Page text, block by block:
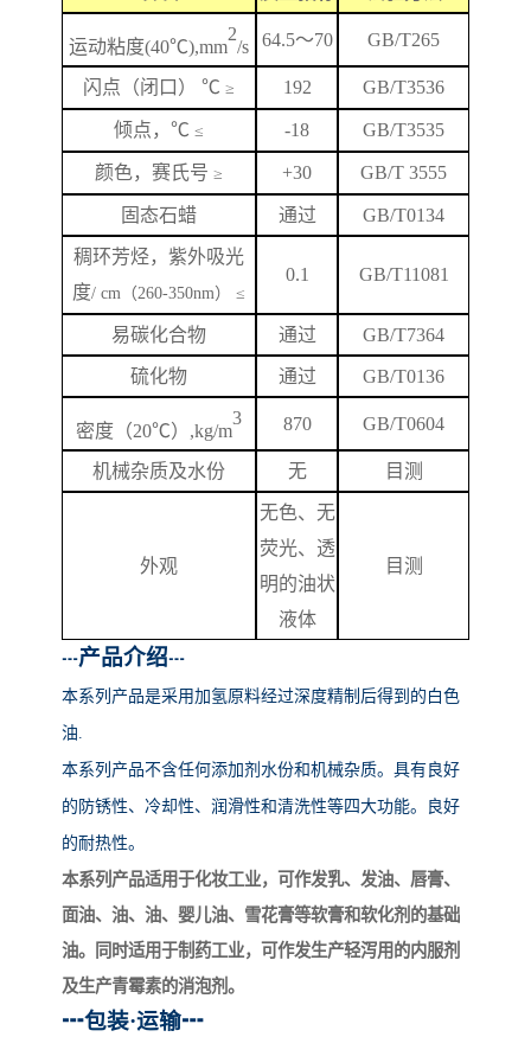
运动粘度(40℃),mm
2
/s 64.5～70 GB/T265
闪 点 （闭口） ℃ ≥ 192 GB/T3536
倾点， ℃ ≤ -18 GB/T3535
颜色，赛氏号 ≥ +30 GB/T 3555
固态石蜡 通过 GB/T0134
稠环芳烃，紫外吸光
度/ cm（260-350nm） ≤
0.1 GB/T11081
易碳化合物 通过 GB/T7364
硫化物 通过 GB/T0136
密度（20℃）,kg/m
3 870 GB/T0604
机械杂质及水份 无 目测
外观
无色、无
荧光、透
明的油状
液体
目测
┅产品介绍┅
本系列产品是采用加氢原料经过深度精制后得到的白色
油.
本系列产品不含任何添加剂水份和机械杂质。具有良好
的防锈性、冷却性、润滑性和清洗性等四大功能。良好
的耐热性。
本系列产品适用于化妆工业，可作发乳、发油、唇膏、
面油、油、油、婴儿油、雪花膏等软膏和软化剂的基础
油。同时适用于制药工业，可作发生产轻泻用的内服剂
及生产青霉素的消泡剂。
┅包装·运输┅